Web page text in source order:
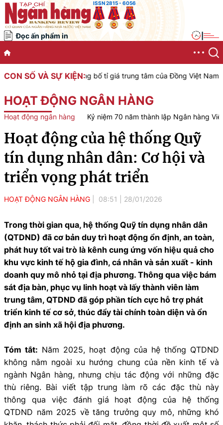
ISSN 2815 - 6056
Đọc ấn phẩm in
CON SỐ VÀ SỰ KIỆN:
Nam công bố tỉ giá trung tâm của Đồng Việt Nam với Đô la
HOẠT ĐỘNG NGÂN HÀNG
Hoạt động ngân hàng Kỷ niệm 70 năm thành lập Ngân hàng
Hoạt động của hệ thống Quỹ
tín dụng nhân dân: Cơ hội và
triển vọng phát triển
HOẠT ĐỘNG NGÂN HÀNG 08:51 28/01/2026
Trong thời gian qua, hệ thống Quỹ tín dụng nhân dân
(QTDND) đã cơ bản duy trì hoạt động ổn định, an toàn,
phát huy tốt vai trò là kênh cung ứng vốn hiệu quả cho
khu vực kinh tế hộ gia đình, cá nhân và sản xuất - kinh
doanh quy mô nhỏ tại địa phương. Thông qua việc bám
sát địa bàn, phục vụ linh hoạt và lấy thành viên làm
trung tâm, QTDND đã góp phần tích cực hỗ trợ phát
triển kinh tế cơ sở, thúc đẩy tài chính toàn diện và ổn
định an sinh xã hội địa phương.
Tóm tắt: Năm 2025, hoạt động của hệ thống QTDND
không nằm ngoài xu hướng chung của nền kinh tế và
ngành Ngân hàng, nhưng chịu tác động với những đặc
thù riêng. Bài viết tập trung làm rõ các đặc thù này
thông qua việc đánh giá hoạt động của hệ thống
QTDND năm 2025 về tăng trưởng quy mô, những khó